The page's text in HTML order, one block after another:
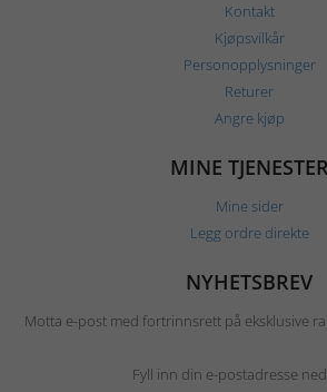
Kontakt
Kjøpsvilkår
Personopplysninger
Returer
Angre kjøp
MINE TJENESTER
Mine sider
Legg ordre direkte
NYHETSBREV
Motta e-post med fortrinnsrett på eksklusive
Fyll inn din e-postadresse